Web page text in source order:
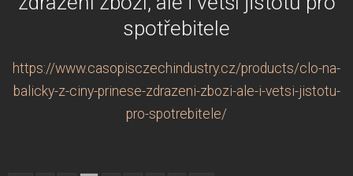
spotřebitele
https://www.casopisczechindustry.cz/products/clo-na-
balicky-z-ciny-prinese-zdrazeni-zbozi-ale-i-vetsi-jistotu-
pro-spotrebitele/